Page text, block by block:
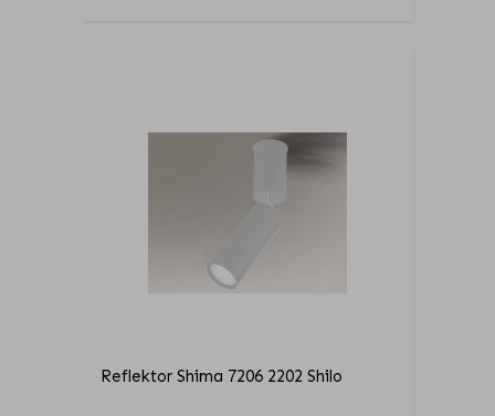
Reflektor Shima 7206 2202 Shilo